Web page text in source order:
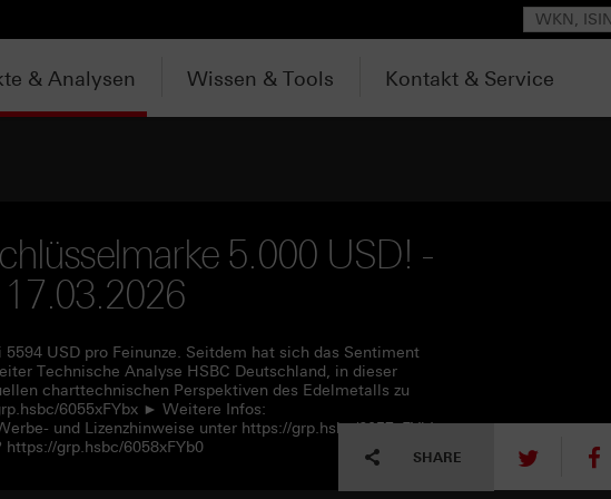
Suche
& Analysen Wissen & Tools Kontakt & Service
5.000 USD! -
17.03.2026
USD pro Feinunze. Seitdem hat sich das Sentiment
Technische Analyse HSBC Deutschland, in dieser
charttechnischen Perspektiven des Edelmetalls zu
6055xFYbx ► Weitere Infos:
und Lizenzhinweise unter https://grp.hsbc/6057xFYbL
grp.hsbc/6058xFYb0
SHARE tweet